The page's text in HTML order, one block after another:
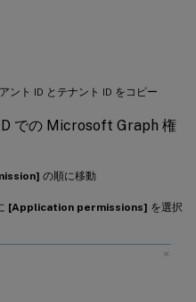
ント ID とテナント ID をコピー
での Microsoft Graph 権
の順に移動
[Application permissions] を選択